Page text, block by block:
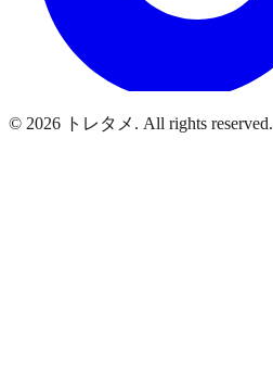
© 2026 トレタメ. All rights reserved.